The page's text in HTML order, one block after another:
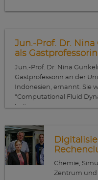
Jun.-Prof. Dr.
als
Universitas
Bandung,
Jun.-Prof. Dr. Nina
Gastprofessorin an der
Indonesien, ernannt. Sie
"Computational Fluid
halten.
Zur Festigung der
Memorandum of
Institutionen
Chemie,
Zentrum und